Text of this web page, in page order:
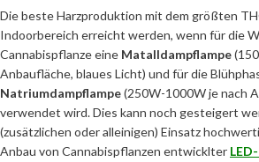
Die beste Harzproduktion mit dem größten
Indoorbereich erreicht werden, wenn für die
Cannabispflanze eine Matalldampflampe
Anbaufläche, blaues Licht) und für die
Natriumdampflampe(250W-1000W je nach
verwendet wird. Dies kann noch gesteigert
(zusätzlichen oder alleinigen) Einsatz
Anbau von Cannabispflanzen entwicklter